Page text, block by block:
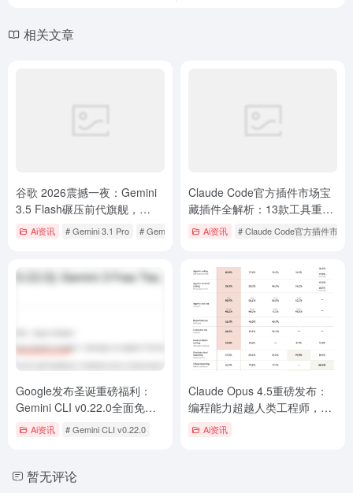
相关文章
谷歌 2026震撼一夜：Gemini
3.5 Flash碾压前代旗舰，
Omni重塑视频生成，Spark开
Ai资讯 # Gemini 3.1 Pro # Gemini 3.5 Flash # Gemini Omni
Claude Code官方插件市场宝
藏插件全解析：13款工具重塑
AI编程体验
Ai资讯 # Claude Code官方插件市场
Google发布圣诞重磅福利：
Gemini CLI v0.22.0全面免费
开放Gemini 3，并原生集成至
Ai资讯 # Gemini CLI v0.22.0
Claude Opus 4.5重磅发布：
编程能力超越人类工程师，成
本降至三分之一
Ai资讯
暂无评论